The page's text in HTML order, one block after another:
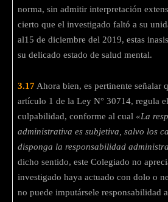
norma, sin admitir interpretación
cierto que el investigado faltó a su
al15 de diciembre del 2019, estas
su delicado estado de salud mental.
3.17Ahora bien, es pertinente señalar
artículo 1 de la Ley N° 30714, regula
culpabilidad, conforme al cual «La
administrativa es subjetiva, salvo los
disponga la responsabilidad
dicho sentido, este Colegiado no
investigado haya actuado con dolo o
no puede imputársele responsabilidad